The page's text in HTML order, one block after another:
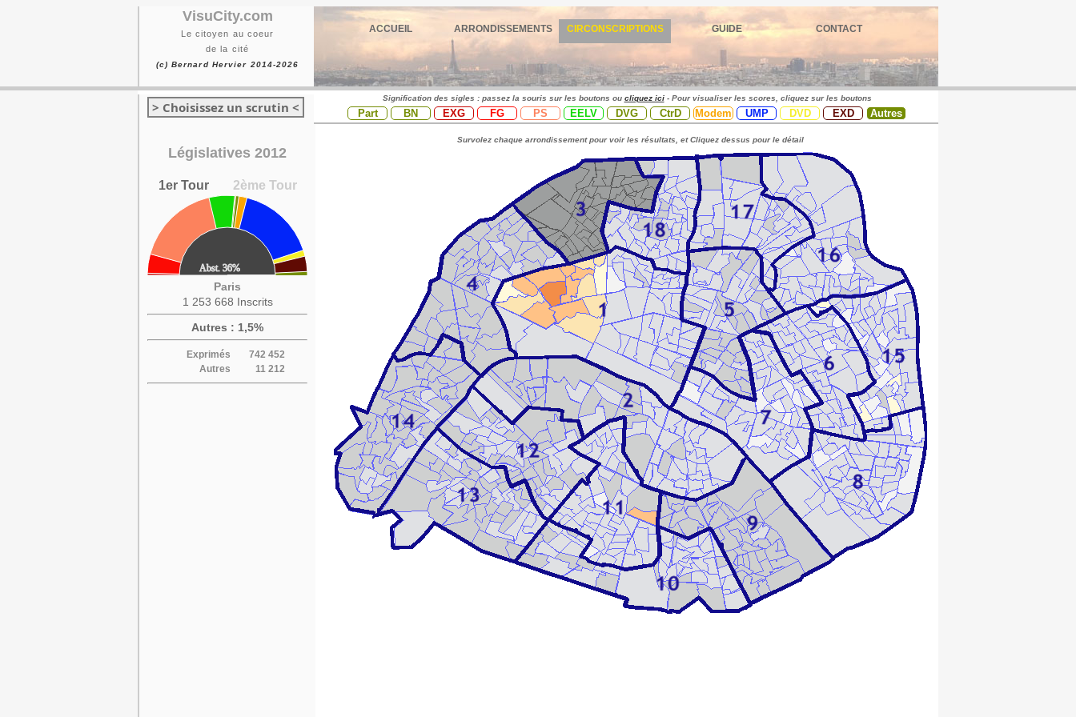
VisuCity.com
Le citoyen au coeur
de la cité
(c) Bernard Hervier 2014-2026
ACCUEIL ARRONDISSEMENTS CIRCONSCRIPTIONS GUIDE CONTACT
> Choisissez un scrutin <
Législatives 2012
1er Tour 2ème Tour
Paris
1 253 668 Inscrits
Autres : 1,5%
Exprimés
742 452
Autres
11 212
Signification des sigles : passez la souris sur les boutons ou cliquez ici- Pour visualiser les scores, cliquez sur les boutons
Part BN EXG FG PS EELV DVG CtrD Modem UMP DVD EXD Autres
Survolez chaque arrondissement pour voir les résultats, et Cliquez dessus pour le détail